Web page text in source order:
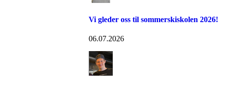
Vi gleder oss til sommerskiskolen 2026!
06.07.2026